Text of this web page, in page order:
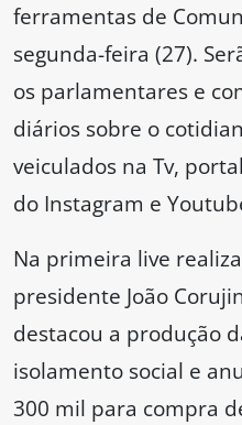
ferramentas de
segunda-feira (27).
os parlamentares e
diários sobre o
veiculados na Tv,
do Instagram e
Na primeira live
presidente João
destacou a produção
isolamento social e
300 mil para compra